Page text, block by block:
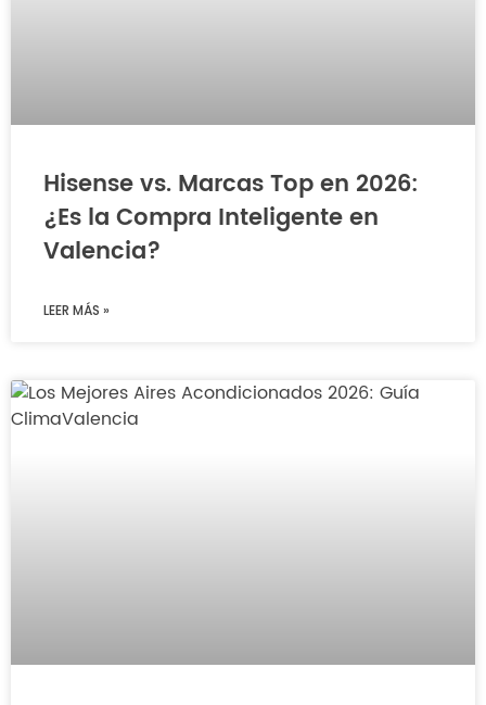
Hisense vs. Marcas Top en 2026:
¿Es la Compra Inteligente en
Valencia?
LEER MÁS »